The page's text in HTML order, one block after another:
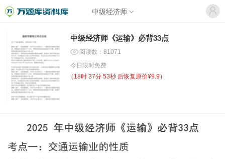
中级经济师
中级经济师《运输》必背33点
阅读数：81071
今日限时免费
（ 18时 37分 53秒 后恢复原价¥9.9）